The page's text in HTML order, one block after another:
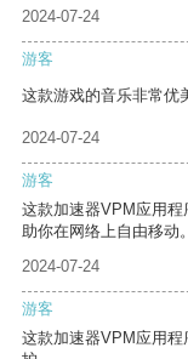
2024-07-24
游客
这款游戏的音乐非常优
2024-07-24
游客
这款加速器VPM应用
助你在网络上自由移动。
2024-07-24
游客
这款加速器VPM应用